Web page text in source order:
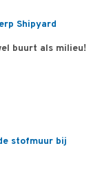
Shipyard
buurt als milieu!
stofmuur bij